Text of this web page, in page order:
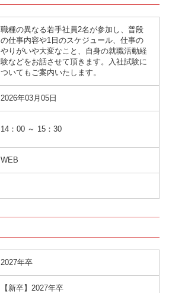
職種の異なる若手社員2名が参加し、普段
の仕事内容や1日のスケジュール、仕事の
やりがいや大変なこと、自身の就職活動経
験などをお話させて頂きます。入社試験に
ついてもご案内いたします。
2026年03月05日
14：00 ～ 15：30
WEB
2027年卒
【新卒】2027年卒